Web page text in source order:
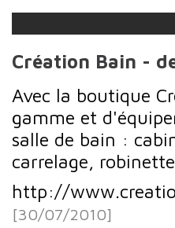
Création Bain -
Avec la boutique
gamme et
salle de bain :
carrelage,
http://
[30/07/2010]